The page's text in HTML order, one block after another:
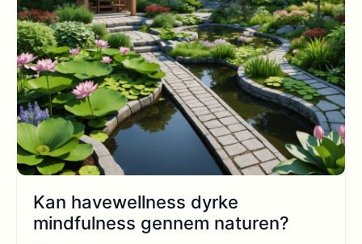
Kan havewellness dyrke
mindfulness gennem naturen?